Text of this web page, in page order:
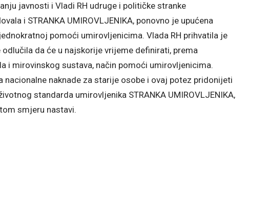
javnosti i Vladi RH udruge i političke stranke
i STRANKA UMIROVLJENIKA, ponovno je upućena
pomoći umirovljenicima. Vlada RH prihvatila je
da će u najskorije vrijeme definirati, prema
i mirovinskog sustava, način pomoći umirovljenicima.
nacionalne naknade za starije osobe i ovaj potez pridonijeti
standarda umirovljenika STRANKA UMIROVLJENIKA,
smjeru nastavi.